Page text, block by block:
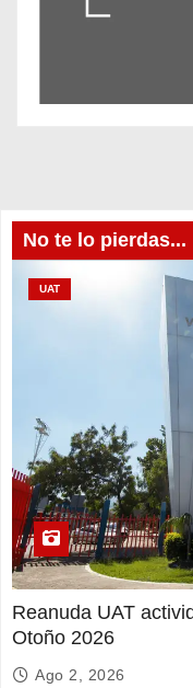
No te lo pierdas...
UAT
Reanuda UAT
Otoño 2026
Ago 2, 2026